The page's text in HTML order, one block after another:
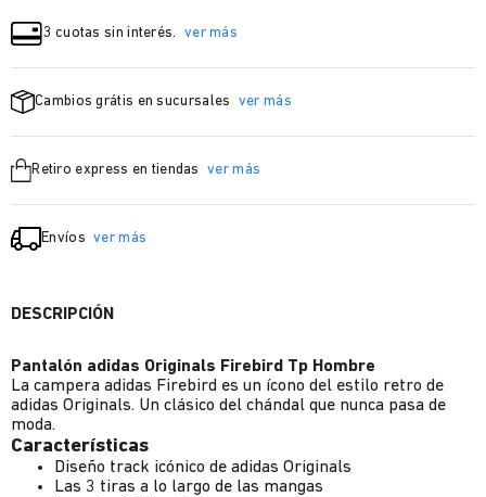
3 cuotas sin interés. ver más
Cambios grátis en sucursales ver más
Retiro express en tiendas ver más
Envíos ver más
DESCRIPCIÓN
Pantalón adidas Originals Firebird Tp Hombre
La campera adidas Firebird es un ícono del estilo retro de
adidas Originals. Un clásico del chándal que nunca pasa de
moda.
Características
Diseño track icónico de adidas Originals
Las 3 tiras a lo largo de las mangas